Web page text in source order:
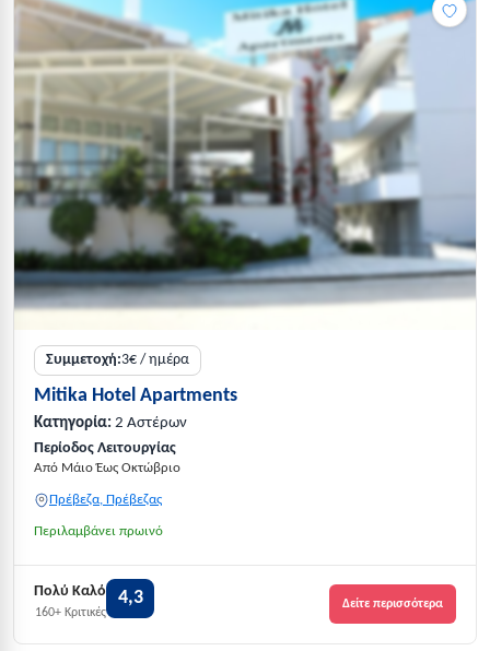
Συμμετοχή:3€ / ημέρα
Mitika Hotel Apartments
Κατηγορία: 2 Αστέρων
Περίοδος Λειτουργίας
Από Μάιο Έως Οκτώβριο
Πρέβεζα, Πρέβεζας
Περιλαμβάνει πρωινό
Πολύ Καλό
160+ Κριτικές
4,3 Δείτε περισσότερα